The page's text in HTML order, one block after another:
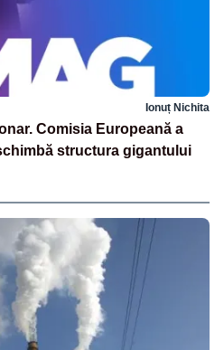
Ionuț Nichita
Comisia Europeană a
structura gigantului